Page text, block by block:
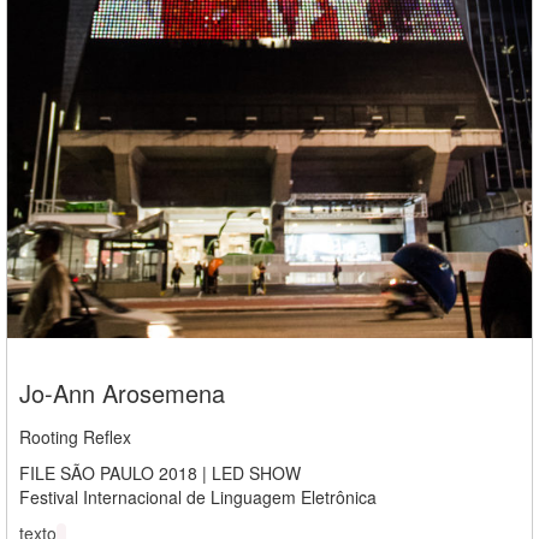
Jo-Ann Arosemena
Rooting Reflex
FILE SÃO PAULO 2018 | LED SHOW
Festival Internacional de Linguagem Eletrônica
texto